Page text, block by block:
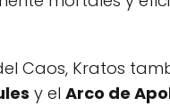
Caos, Kratos
y el Arco de